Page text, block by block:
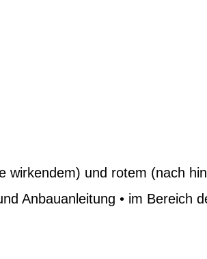
wirkendem) und rotem (nach
Anbauanleitung • im Bereich